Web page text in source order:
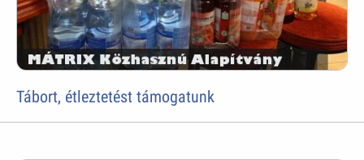
Tábort, étleztetést támogatunk